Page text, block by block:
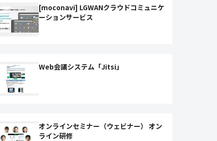
[moconavi] LGWANクラウドコミュニケ
ーションサービス
Web会議システム「Jitsi」
オンラインセミナー（ウェビナー） オン
ライン研修